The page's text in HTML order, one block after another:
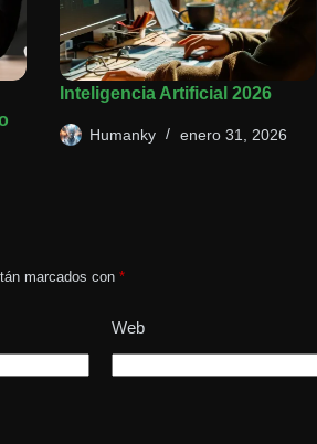
Inteligencia Artificial 2026
Humanky enero 31, 2026
marcados con *
Web